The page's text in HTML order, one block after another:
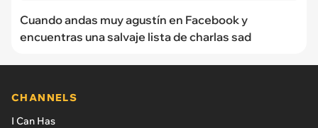
Cuando andas muy agustín en Facebook y
encuentras una salvaje lista de charlas sad
CHANNELS
I Can Has